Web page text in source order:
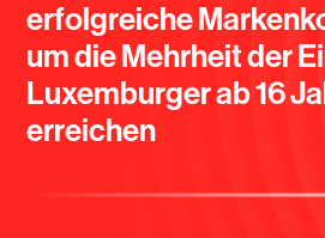
erfolgreiche
um die Mehrheit der
Luxemburger ab 16
erreichen